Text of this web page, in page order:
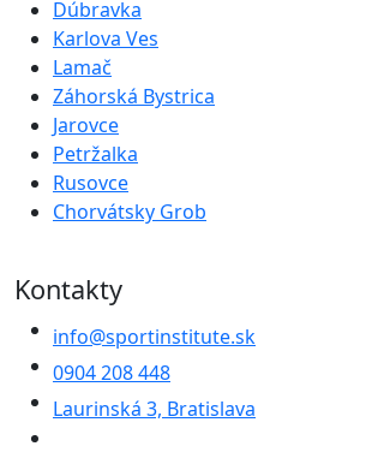
Dúbravka
Karlova Ves
Lamač
Záhorská Bystrica
Jarovce
Petržalka
Rusovce
Chorvátsky Grob
Kontakty
info@sportinstitute.sk
0904 208 448
Laurinská 3, Bratislava